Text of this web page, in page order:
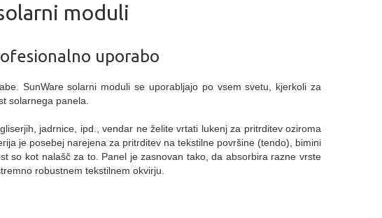
moduli
uporabo
SunWare solarni moduli se uporabljajo po vsem svetu, kjerkoli za
solarnega panela.
jadrnice, ipd., vendar ne želite vrtati lukenj za pritrditev oziroma
je posebej narejena za pritrditev na tekstilne površine (tendo), bimini
so kot nalašč za to. Panel je zasnovan tako, da absorbira razne vrste
robustnem tekstilnem okvirju.